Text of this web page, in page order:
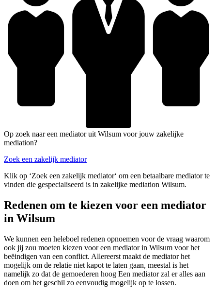
Op zoek naar een mediator uit Wilsum voor jouw zakelijke
mediation?
Zoek een zakelijk mediator
Klik op ‘Zoek een zakelijk mediator‘ om een betaalbare mediator te
vinden die gespecialiseerd is in zakelijke mediation Wilsum.
Redenen om te kiezen voor een mediator
in Wilsum
We kunnen een heleboel redenen opnoemen voor de vraag waarom
ook jij zou moeten kiezen voor een mediator in Wilsum voor het
beëindigen van een conflict. Allereerst maakt de mediator het
mogelijk om de relatie niet kapot te laten gaan, meestal is het
namelijk zo dat de gemoederen hoog Een mediator zal er alles aan
doen om het geschil zo eenvoudig mogelijk op te lossen.